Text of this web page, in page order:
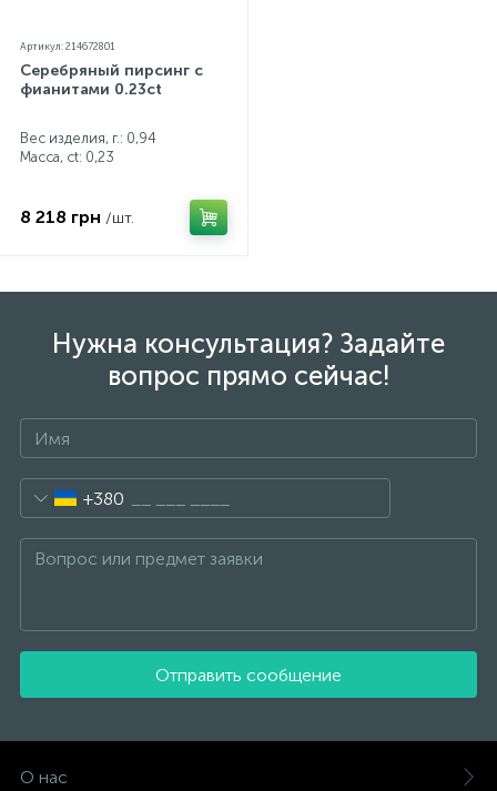
Артикул: 214672801
Серебряный пирсинг с
фианитами 0.23ct
Вес изделия, г.: 0,94
Масса, ct: 0,23
8 218 грн /шт.
Нужна консультация? Задайте
вопрос прямо сейчас!
+380
Отправить сообщение
О нас